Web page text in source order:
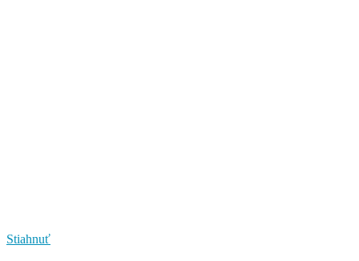
Stiahnuť